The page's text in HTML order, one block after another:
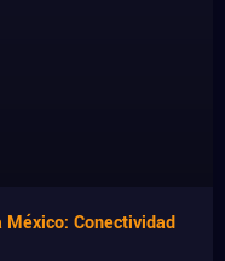
Conectividad